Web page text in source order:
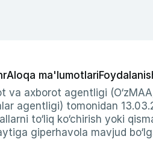
Aloqa ma'lumotlari
va axborot agentligi
agentligi) tomonidan
to‘liq ko‘chirish yoki
giperhavola mavjud